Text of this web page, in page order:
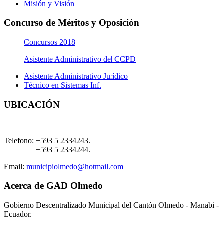
Misión y Visión
Concurso de Méritos y Oposición
Concursos 2018
Asistente Administrativo del CCPD
Asistente Administrativo Jurídico
Técnico en Sistemas Inf.
UBICACIÓN
Telefono: +593 5 2334243.
+593 5 2334244.
Email: municipiolmedo@hotmail.com
Acerca de GAD Olmedo
Gobierno Descentralizado Municipal del Cantón Olmedo - Manabi -
Ecuador.